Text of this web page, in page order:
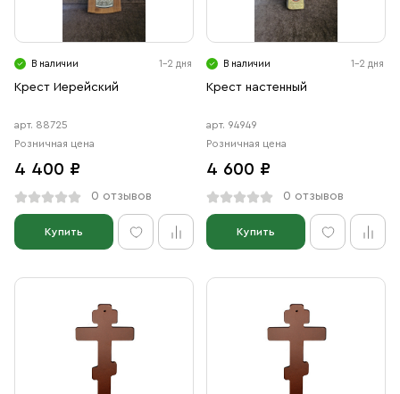
В наличии 1-2 дня
Крест Иерейский
арт. 88725
Розничная цена
4 400 ₽
0 отзывов
Купить
В наличии 1-2 дня
Крест настенный
арт. 94949
Розничная цена
4 600 ₽
0 отзывов
Купить